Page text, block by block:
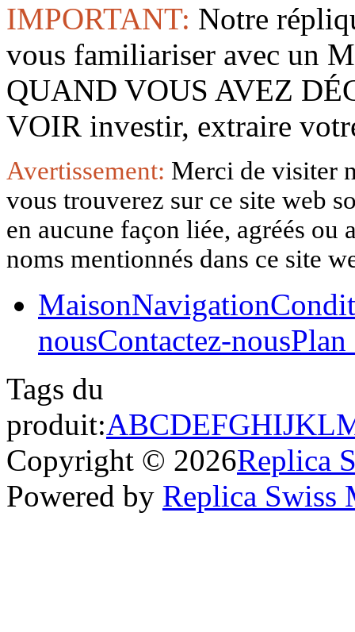
IMPORTANT: Notre
vous familiariser avec un
QUAND VOUS AVEZ
VOIR investir, extraire
Avertissement: Merci de visiter
vous trouverez sur ce site web
en aucune façon liée, agréés
noms mentionnés dans ce site
MaisonNavigation
nousContactez-nousPlan
Tags du
produit:ABCDEFGHIJKL
Copyright © 2026Replica
Powered by Replica Swiss